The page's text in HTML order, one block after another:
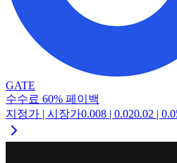
GATE
수수료 60% 페이백
지정가 | 시장가0.008 | 0.020.02 |